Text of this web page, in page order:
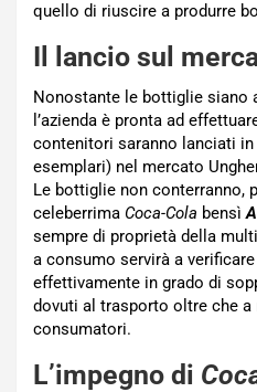
quello di riuscire a produrre
Il lancio sul
Nonostante le bottiglie siano
l’azienda è pronta ad
contenitori saranno lanciati
esemplari) nel mercato
Le bottiglie non conterranno,
celeberrima Coca-Cola bensì
sempre di proprietà della
a consumo servirà a
effettivamente in grado di
dovuti al trasporto oltre che
consumatori.
L’impegno di